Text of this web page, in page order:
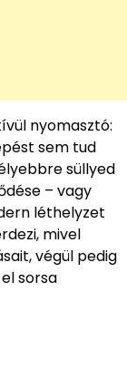
nyomasztó:
sem tud
süllyed
– vagy
léthelyzet
mivel
végül pedig
sorsa